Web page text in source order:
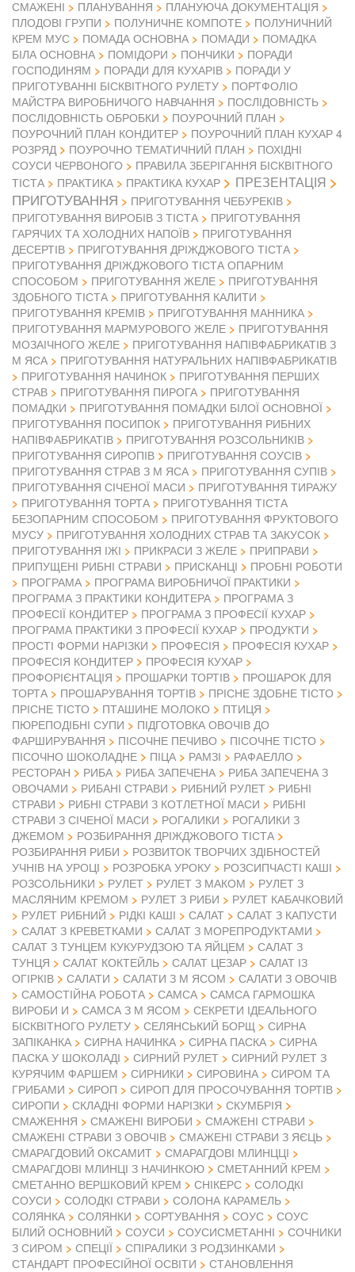
СМАЖЕНІ ПЛАНУВАННЯ
ПЛАНУЮЧА ДОКУМЕНТАЦІЯ
ПЛОДОВІ ГРУПИ
ПОЛУНИЧНЕ КОМПОТЕ
ПОЛУНИЧНИЙ
КРЕМ МУС
ПОМАДА ОСНОВНА ПОМАДИ
ПОМАДКА
БІЛА ОСНОВНА
ПОМІДОРИ ПОНЧИКИ
ПОРАДИ
ГОСПОДИНЯМ
ПОРАДИ ДЛЯ КУХАРІВ
ПОРАДИ У
ПРИГОТУВАННІ БІСКВІТНОГО РУЛЕТУ
ПОРТФОЛІО
МАЙСТРА ВИРОБНИЧОГО НАВЧАННЯ
ПОСЛІДОВНІСТЬ
ПОСЛІДОВНІСТЬ ОБРОБКИ
ПОУРОЧНИЙ ПЛАН
ПОУРОЧНИЙ ПЛАН КОНДИТЕР
ПОУРОЧНИЙ ПЛАН КУХАР 4
РОЗРЯД
ПОУРОЧНО ТЕМАТИЧНИЙ ПЛАН
ПОХІДНІ
СОУСИ ЧЕРВОНОГО
ПРАВИЛА ЗБЕРІГАННЯ БІСКВІТНОГО
ТІСТА
ПРАКТИКА ПРАКТИКА КУХАР
ПРЕЗЕНТАЦІЯ
ПРИГОТУВАННЯ
ПРИГОТУВАННЯ ЧЕБУРЕКІВ
ПРИГОТУВАННЯ ВИРОБІВ З ТІСТА
ПРИГОТУВАННЯ
ГАРЯЧИХ ТА ХОЛОДНИХ НАПОЇВ
ПРИГОТУВАННЯ
ДЕСЕРТІВ
ПРИГОТУВАННЯ ДРІЖДЖОВОГО ТІСТА
ПРИГОТУВАННЯ ДРІЖДЖОВОГО ТІСТА ОПАРНИМ
СПОСОБОМ
ПРИГОТУВАННЯ ЖЕЛЕ
ПРИГОТУВАННЯ
ЗДОБНОГО ТІСТА
ПРИГОТУВАННЯ КАЛИТИ
ПРИГОТУВАННЯ КРЕМІВ
ПРИГОТУВАННЯ МАННИКА
ПРИГОТУВАННЯ МАРМУРОВОГО ЖЕЛЕ
ПРИГОТУВАННЯ
МОЗАІЧНОГО ЖЕЛЕ
ПРИГОТУВАННЯ НАПІВФАБРИКАТІВ З
М ЯСА
ПРИГОТУВАННЯ НАТУРАЛЬНИХ НАПІВФАБРИКАТІВ
ПРИГОТУВАННЯ НАЧИНОК
ПРИГОТУВАННЯ ПЕРШИХ
СТРАВ
ПРИГОТУВАННЯ ПИРОГА
ПРИГОТУВАННЯ
ПОМАДКИ
ПРИГОТУВАННЯ ПОМАДКИ БІЛОЇ ОСНОВНОЇ
ПРИГОТУВАННЯ ПОСИПОК
ПРИГОТУВАННЯ РИБНИХ
НАПІВФАБРИКАТІВ
ПРИГОТУВАННЯ РОЗСОЛЬНИКІВ
ПРИГОТУВАННЯ СИРОПІВ
ПРИГОТУВАННЯ СОУСІВ
ПРИГОТУВАННЯ СТРАВ З М ЯСА
ПРИГОТУВАННЯ СУПІВ
ПРИГОТУВАННЯ СІЧЕНОЇ МАСИ
ПРИГОТУВАННЯ ТИРАЖУ
ПРИГОТУВАННЯ ТОРТА
ПРИГОТУВАННЯ ТІСТА
БЕЗОПАРНИМ СПОСОБОМ
ПРИГОТУВАННЯ ФРУКТОВОГО
МУСУ
ПРИГОТУВАННЯ ХОЛОДНИХ СТРАВ ТА ЗАКУСОК
ПРИГОТУВАННЯ ІЖІ
ПРИКРАСИ З ЖЕЛЕ
ПРИПРАВИ
ПРИПУЩЕНІ РИБНІ СТРАВИ
ПРИСКАНЦІ
ПРОБНІ РОБОТИ
ПРОГРАМА
ПРОГРАМА ВИРОБНИЧОЇ ПРАКТИКИ
ПРОГРАМА З ПРАКТИКИ КОНДИТЕРА
ПРОГРАМА З
ПРОФЕСІЇ КОНДИТЕР
ПРОГРАМА З ПРОФЕСІЇ КУХАР
ПРОГРАМА ПРАКТИКИ З ПРОФЕСІЇ КУХАР
ПРОДУКТИ
ПРОСТІ ФОРМИ НАРІЗКИ
ПРОФЕСІЯ
ПРОФЕСІЯ КУХАР
ПРОФЕСІЯ КОНДИТЕР
ПРОФЕСІЯ КУХАР
ПРОФОРІЄНТАЦІЯ
ПРОШАРКИ ТОРТІВ
ПРОШАРОК ДЛЯ
ТОРТА
ПРОШАРУВАННЯ ТОРТІВ
ПРІСНЕ ЗДОБНЕ ТІСТО
ПРІСНЕ ТІСТО
ПТАШИНЕ МОЛОКО
ПТИЦЯ
ПЮРЕПОДІБНІ СУПИ
ПІДГОТОВКА ОВОЧІВ ДО
ФАРШИРУВАННЯ
ПІСОЧНЕ ПЕЧИВО
ПІСОЧНЕ ТІСТО
ПІСОЧНО ШОКОЛАДНЕ
ПІЦА РАМЗІ
РАФАЕЛЛО
РЕСТОРАН
РИБА РИБА ЗАПЕЧЕНА
РИБА ЗАПЕЧЕНА З
ОВОЧАМИ
РИБАНІ СТРАВИ РИБНИЙ РУЛЕТ
РИБНІ
СТРАВИ
РИБНІ СТРАВИ З КОТЛЕТНОЇ МАСИ
РИБНІ
СТРАВИ З СІЧЕНОЇ МАСИ
РОГАЛИКИ
РОГАЛИКИ З
ДЖЕМОМ
РОЗБИРАННЯ ДРІЖДЖОВОГО ТІСТА
РОЗБИРАННЯ РИБИ
РОЗВИТОК ТВОРЧИХ ЗДІБНОСТЕЙ
УЧНІВ НА УРОЦІ
РОЗРОБКА УРОКУ
РОЗСИПЧАСТІ КАШІ
РОЗСОЛЬНИКИ
РУЛЕТ РУЛЕТ З МАКОМ
РУЛЕТ З
МАСЛЯНИМ КРЕМОМ
РУЛЕТ З РИБИ
РУЛЕТ КАБАЧКОВИЙ
РУЛЕТ РИБНИЙ
РІДКІ КАШІ САЛАТ
САЛАТ З КАПУСТИ
САЛАТ З КРЕВЕТКАМИ
САЛАТ З МОРЕПРОДУКТАМИ
САЛАТ З ТУНЦЕМ КУКУРУДЗОЮ ТА ЯЙЦЕМ
САЛАТ З
ТУНЦЯ
САЛАТ КОКТЕЙЛЬ САЛАТ ЦЕЗАР
САЛАТ ІЗ
ОГІРКІВ
САЛАТИ САЛАТИ З М ЯСОМ
САЛАТИ З ОВОЧІВ
САМОСТІЙНА РОБОТА
САМСА
САМСА ГАРМОШКА
ВИРОБИ И
САМСА З М ЯСОМ
СЕКРЕТИ ІДЕАЛЬНОГО
БІСКВІТНОГО РУЛЕТУ
СЕЛЯНСЬКИЙ БОРЩ
СИРНА
ЗАПІКАНКА
СИРНА НАЧИНКА СИРНА ПАСКА
СИРНА
ПАСКА У ШОКОЛАДІ
СИРНИЙ РУЛЕТ
СИРНИЙ РУЛЕТ З
КУРЯЧИМ ФАРШЕМ
СИРНИКИ СИРОВИНА
СИРОМ ТА
ГРИБАМИ
СИРОП
СИРОП ДЛЯ ПРОСОЧУВАННЯ ТОРТІВ
СИРОПИ
СКЛАДНІ ФОРМИ НАРІЗКИ
СКУМБРІЯ
СМАЖЕННЯ
СМАЖЕНІ ВИРОБИ
СМАЖЕНІ СТРАВИ
СМАЖЕНІ СТРАВИ З ОВОЧІВ
СМАЖЕНІ СТРАВИ З ЯЄЦЬ
СМАРАГДОВИЙ ОКСАМИТ
СМАРАГДОВІ МЛИНЦЦІ
СМАРАГДОВІ МЛИНЦІ З НАЧИНКОЮ
СМЕТАННИЙ КРЕМ
СМЕТАННО ВЕРШКОВИЙ КРЕМ
СНІКЕРС
СОЛОДКІ
СОУСИ
СОЛОДКІ СТРАВИ
СОЛОНА КАРАМЕЛЬ
СОЛЯНКА
СОЛЯНКИ СОРТУВАННЯ СОУС
СОУС
БІЛИЙ ОСНОВНИЙ
СОУСИ СОУСИСМЕТАННІ
СОЧНИКИ
З СИРОМ
СПЕЦІЇ
СПІРАЛИКИ З РОДЗИНКАМИ
СТАНДАРТ ПРОФЕСІЙНОЇ ОСВІТИ
СТАНОВЛЕННЯ